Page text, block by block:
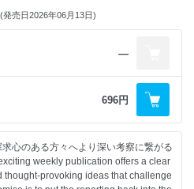
発売日2026年06月13日)
―
696円
心のある方々へより深い考察に繋がる
weekly publication offers a clear
thought-provoking ideas that challenge